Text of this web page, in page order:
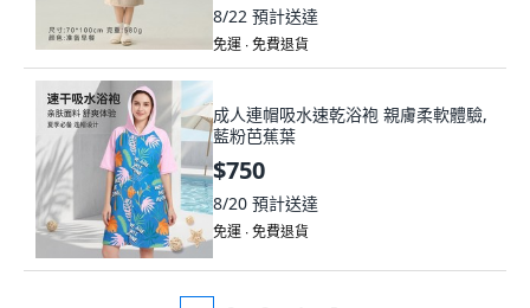
8/22 預計送達
免運 ∙ 免費退貨
成人連帽吸水速乾浴袍 親膚柔軟體驗,
藍粉芭蕉葉
$750
8/20 預計送達
免運 ∙ 免費退貨